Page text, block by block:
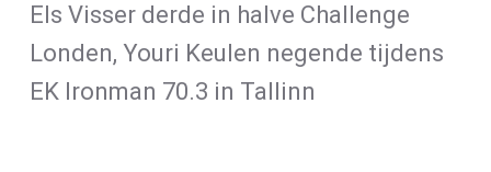
Els Visser derde in halve Challenge
Londen, Youri Keulen negende tijdens
EK Ironman 70.3 in Tallinn